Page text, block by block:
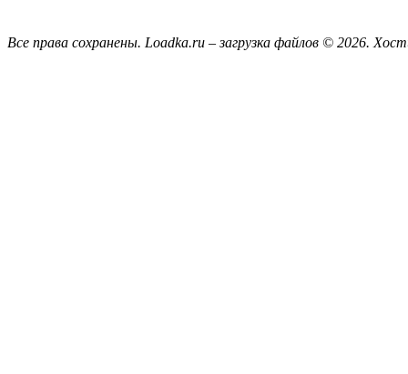
Все права сохранены. Loadka.ru – загрузка файлов © 2026.